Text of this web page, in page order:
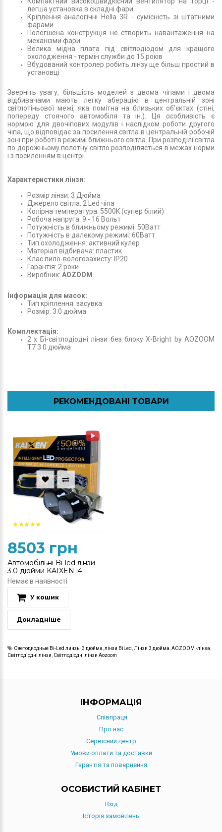
легша установка в складні фари
Кріплення аналогічні Hella 3R - сумісність зі штатними
фарами
Полегшена конструкція не створить навантаження на
механізми фари
Велика мідна плата під світлодіодом для кращого
охолодження - термін служби до 15 років
Вбудований контролер робить лінзу ще більш простий в
установці
Зверніть увагу, більшість моделей з двома чіпами і двома
відбивачами мають легку аберацію в центральній зоні
світлотіньової межі, яка помітна на близьких об'єктах (стіні,
попереду стоячого автомобіля та ін.). Ця особливість є
нормою для двочіпових модулів і наслідком роботи другого
чіпа, що відповідає за посилення світла в центральній робочій
зоні при роботі в режимі ближнього світла. При розподілі світла
по дорожньому полотну світло розподіляється в межах норми
і з посиленням в центрі.
Характеристики лінзи:
Розмір лінзи: 3 Дюйма
Джерело світла: 2 Led чіпа
Колірна температура: 5500K (супер білий)
Робоча напруга: 9 - 16 Вольт
Потужність в ближньому режимі: 50Ватт
Потужність в далекому режимі: 60Ватт
Тип охолодження: активний кулер
Матеріал відбивача: пластик
Клас пило-вологозахисту: IP20
Гарантія: 2 роки
Виробник: AOZOOM
Інформація для масок:
Тип кріплення: засувка
Розмір: 3.0 дюйма
Комплектація:
2 х Бі-світлодіодні лінзи без блоку X-Bright by AOZOOM
T7 3.0 дюйма
РЕКОМЕНДОВАНІ ТОВАРИ
8503 грн
Автомобільні Bi-led лінзи
3.0 дюйми KAIXEN i4
(TRUSTFIRE NEW 2022)
Немає в наявності
У кошик
Докладніше
Светодиодные Bi-Led линзы 3 дюйма лінзи BiLed Лінзи 3 дюйма AOZOOM -лінза
Світлодіодні лінзи Світлодіодні лінзи Aozoom
IНФОРМАЦIЯ
Співпраця
Про нас
Сервісний центр
Умови оплати та доставки
Гарантія та повернення
ОСОБИСТИЙ КАБІНЕТ
Вхід
Історія замовлень